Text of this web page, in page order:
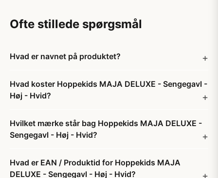
Ofte stillede spørgsmål
Hvad er navnet på produktet?
Hvad koster Hoppekids MAJA DELUXE - Sengegavl -
Høj - Hvid?
Hvilket mærke står bag Hoppekids MAJA DELUXE -
Sengegavl - Høj - Hvid?
Hvad er EAN / Produktid for Hoppekids MAJA
DELUXE - Sengegavl - Høj - Hvid?